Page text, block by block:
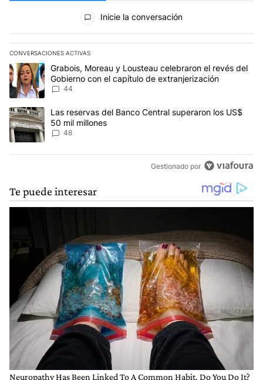
Todos los comentarios
Inicie la conversación
CONVERSACIONES ACTIVAS
Este listado muestra los artículos con más comentarios en los
Un artículo de tendencia con el título "Grabois, Moreau y
Grabois, Moreau y Lousteau celebraron el revés del
Gobierno con el capítulo de extranjerización
44
Un artículo de tendencia con el título "Las reservas del Banco
Las reservas del Banco Central superaron los US$
50 mil millones
48
Gestionado por